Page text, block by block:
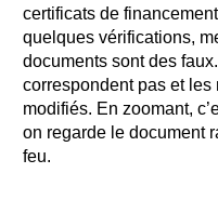
certificats de
quelques vérifications,
documents sont des
correspondent pas et
modifiés. En zoomant,
on regarde le document
feu.